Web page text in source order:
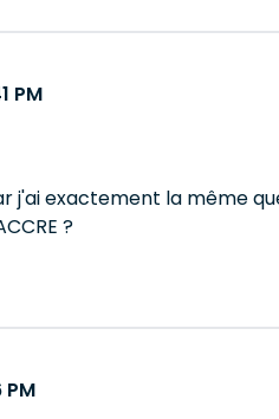
PM
j'ai exactement la même
?